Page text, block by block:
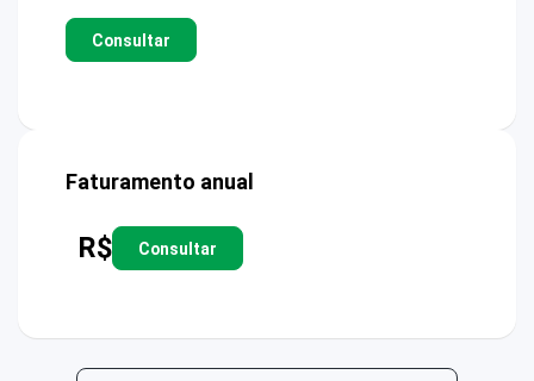
Consultar
Faturamento anual
R$ Consultar